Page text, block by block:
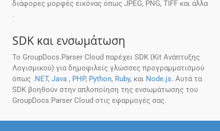
διάφορες μορφές εικόνας όπως JPEG, PNG, TIFF και άλλα
.
SDK και ενσωμάτωση
Το GroupDocs.Parser Cloud παρέχει SDK (Kit Ανάπτυξης
Λογισμικού) για δημοφιλείς γλώσσες προγραμματισμού
όπως .NET, Java , PHP, Python, Ruby, και Node.js. Αυτά τα
SDK βοηθούν στην απλοποίηση της ενσωμάτωσης του
GroupDocs.Parser Cloud στις εφαρμογές σας.